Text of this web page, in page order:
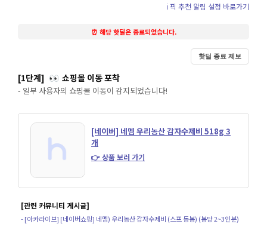
ℹ️ 픽 추천 알림 설정 바로가기
⏰ 해당 핫딜은 종료되었습니다.
핫딜 종료 제보
[1단계] 👀 쇼핑몰 이동 포착
- 일부 사용자의 쇼핑몰 이동이 감지되었습니다!
[네이버] 네멤 우리농산 감자수제비 518g 3
개
👉 상품 보러 가기
[관련 커뮤니티 게시글]
- [아카라이브] [네이버쇼핑] 네멤) 우리농산 감자수제비 (스프 동봉) (봉당 2~3인분)